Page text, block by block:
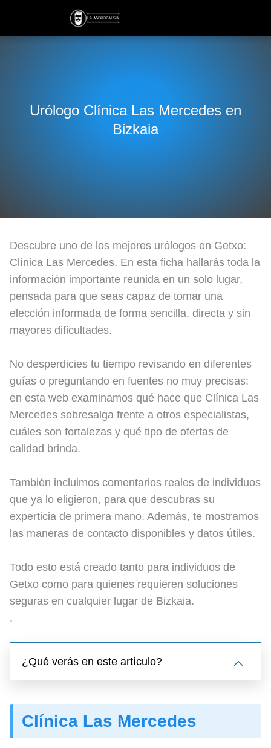
Urólogo Clínica Las Mercedes en
Bizkaia
Descubre uno de los mejores urólogos en Getxo:
Clínica Las Mercedes. En esta ficha hallarás toda la
información importante reunida en un solo lugar,
pensada para que seas capaz de tomar una
elección informada de forma sencilla, directa y sin
mayores dificultades.
No desperdicies tu tiempo revisando en diferentes
guías o preguntando en fuentes no muy precisas:
en esta web examinamos qué hace que Clínica Las
Mercedes sobresalga frente a otros especialistas,
cuáles son fortalezas y qué tipo de ofertas de
calidad brinda.
También incluimos comentarios reales de individuos
que ya lo eligieron, para que descubras su
experticia de primera mano. Además, te mostramos
las maneras de contacto disponibles y datos útiles.
Todo esto está creado tanto para individuos de
Getxo como para quienes requieren soluciones
seguras en cualquier lugar de Bizkaia.
.
¿Qué verás en este artículo?
Clínica Las Mercedes